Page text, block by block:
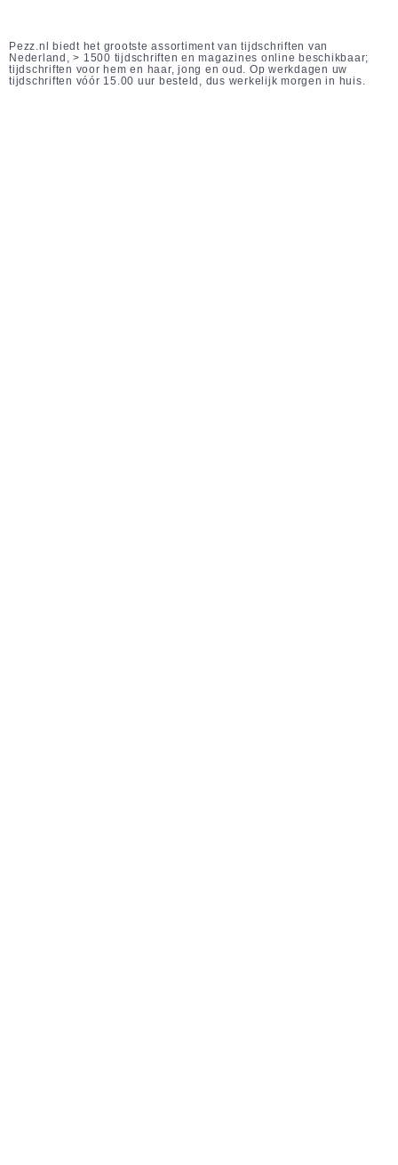
Pezz.nl biedt het grootste assortiment van tijdschriften van
Nederland, > 1500 tijdschriften en magazines online beschikbaar;
tijdschriften voor hem en haar, jong en oud. Op werkdagen uw
tijdschriften vóór 15.00 uur besteld, dus werkelijk morgen in huis.